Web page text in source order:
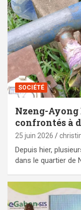
SOCIÉTÉ
Nzeng-Ayong
confrontés à
25 juin 2026
Depuis hier,
dans le quartier de